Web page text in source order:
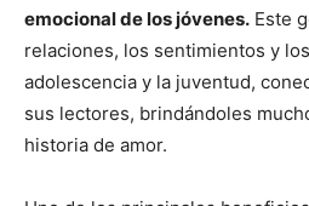
emocional de los jóvenes. Este
relaciones, los sentimientos y
adolescencia y la juventud,
sus lectores, brindándoles
historia de amor.